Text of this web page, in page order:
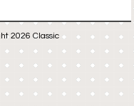
2026 Classic